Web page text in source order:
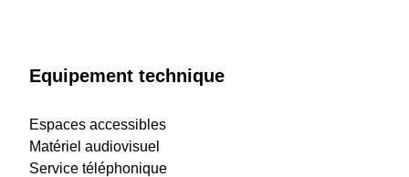
Equipement technique
Espaces accessibles
Matériel audiovisuel
Service téléphonique